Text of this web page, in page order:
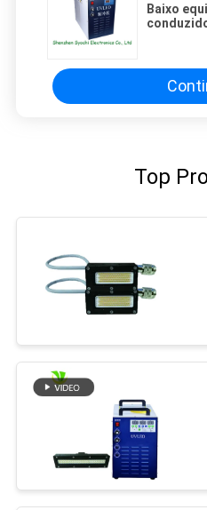
Baixo
Top